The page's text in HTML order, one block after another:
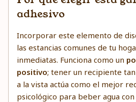
adhesivo
Incorporar este elemento de
las estancias comunes de tu
inmediatas. Funciona como un
positivo; tener un recipiente
a la vista actúa como el mejor
psicológico para beber agua